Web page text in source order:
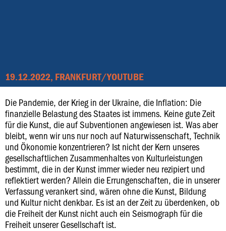
19.12.2022, FRANKFURT/YOUTUBE
Die Pandemie, der Krieg in der Ukraine, die Inflation: Die
finanzielle Belastung des Staates ist immens. Keine gute Zeit
für die Kunst, die auf Subventionen angewiesen ist. Was aber
bleibt, wenn wir uns nur noch auf Naturwissenschaft, Technik
und Ökonomie konzentrieren? Ist nicht der Kern unseres
gesellschaftlichen Zusammenhaltes von Kulturleistungen
bestimmt, die in der Kunst immer wieder neu rezipiert und
reflektiert werden? Allein die Errungenschaften, die in unserer
Verfassung verankert sind, wären ohne die Kunst, Bildung
und Kultur nicht denkbar. Es ist an der Zeit zu überdenken, ob
die Freiheit der Kunst nicht auch ein Seismograph für die
Freiheit unserer Gesellschaft ist.